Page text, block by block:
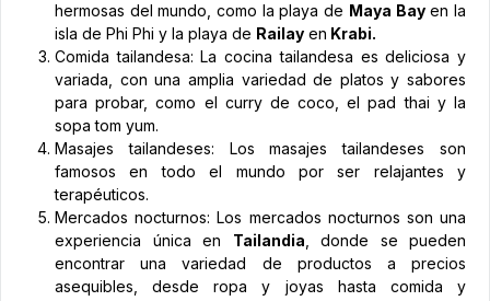
hermosas del mundo, como la playa de Maya Bayen la
isla de Phi Phi y la playa de Railay en Krabi.
Comida tailandesa: La cocina tailandesa es deliciosa y
variada, con una amplia variedad de platos y sabores
para probar, como el curry de coco, el pad thai y la
sopa tom yum.
Masajes tailandeses: Los masajes tailandeses son
famosos en todo el mundo por ser relajantes y
terapéuticos.
Mercados nocturnos: Los mercados nocturnos son una
experiencia única en Tailandia , donde se pueden
encontrar una variedad de productos a precios
asequibles, desde ropa y joyas hasta comida y